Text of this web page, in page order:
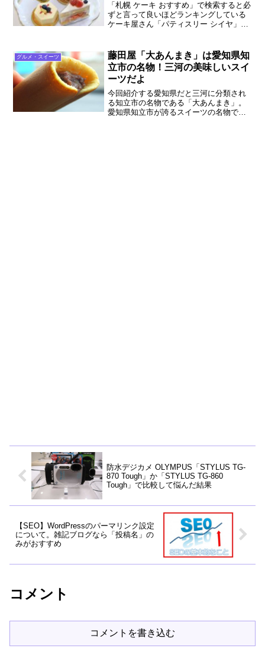
「札幌 ケーキ おすすめ」で検索すると必
ずと言って良いほどランキングしている
ケーキ屋さん「パティスリー シイヤ」、
キを買って食べてみました。これがね、
めちゃくちゃ美味しいんですよ！
グルメ・スイーツ
藤田屋「大あんまき」は愛知県知
立市の名物！三河の美味しいスイ
ーツだよ
今回紹介する愛知県だと三河に分類され
る知立市の名物である「大あんまき」。
愛知県知立市が誇るスイーツの名物で
防水デジカメ OLYMPUS「STYLUS TG-
870 Tough」か「STYLUS TG-860
Tough」で比較して悩んだ結果
【SEO】WordPressのパーマリンク設定
について。雑記ブログなら「投稿名」の
みがおすすめ
コメント
コメントを書き込む